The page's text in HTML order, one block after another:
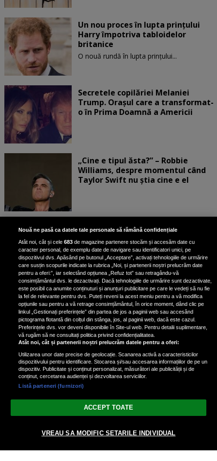
Un nou proces în lupta prinţului
Harry împotriva tabloidelor
britanice
O nouă rundă în lupta prinţului...
Secretele copilăriei Melaniei
Trump. Orașul care a transformat-
o în Prima Doamnă a Americii
„Cine e tipul ăsta?” – Robbie
Williams, despre momentul când
Taylor Swift nu știa cine e el
Bruce Dickinson, solistul trupei
Iron Maiden, şi-a arătat talentul
de scrimer la un concurs în Franţa
Nicki Minaj, acuzată de agresiune
de fostul manager: Detalii șocante
din proces
Nicki Minaj le-a lăudat pe...
Vezi varianta Desktop
© 2026 radiodcnews.ro | Toate drepturile rezervate.
Nouă ne pasă ca datele tale personale să rămână confidențiale
Atât noi, cât și cele683 de magazine partenere stocăm și accesăm date cu
caracter personal, de exemplu date de navigare sau identificatori unici, pe
dispozitivul dvs. Apăsând pe butonul „Acceptare”, activați tehnologiile de urmărire
care susțin scopurile indicate la rubrica „Noi, și partenerii noștri prelucrăm date
pentru a oferi:”, iar selectând opțiunea „Refuz tot” sau retragându-vă
consimțământul dvs. le dezactivați. Dacă tehnologiile de urmărire sunt dezactivate,
este posibil ca anumite conținuturi și anunțuri publicitare pe care le vedeți să nu fie
la fel de relevante pentru dvs. Puteți reveni la acest meniu pentru a vă modifica
opțiunile sau pentru a vă retrage consimțământul, în orice moment, dând clic pe
linkul „Gestionați preferințele” din partea de jos a paginii web sau accesând
pictograma flotantă din colțul din stânga, jos, al paginii web, dacă este cazul.
Preferințele dvs. vor deveni disponibile în Site-ul web. Pentru detalii suplimentare,
vă rugăm să ne consultați politica privind confidențialitatea.
Atât noi, cât și partenerii noștri prelucrăm datele pentru a oferi:
Utilizarea unor date precise de geolocație. Scanarea activă a caracteristicilor
dispozitivului pentru identificare. Stocarea și/sau accesarea informațiilor de pe un
dispozitiv. Publicitate și conținut personalizat, măsurători ale publicității și de
conținut, cercetarea audienței și dezvoltarea serviciilor.
Listă parteneri (furnizori)
ACCEPT TOATE
VREAU SA MODIFIC SETARILE INDIVIDUAL